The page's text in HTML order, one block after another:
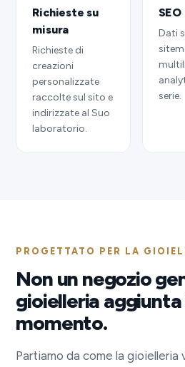
Richieste su
misura
Richieste di
creazioni
personalizzate
raccolte sul sito e
indirizzate al Suo
laboratorio.
Dati
serie.
PROGETTATO PER LA
Non un negozio
gioielleria
momento.
Partiamo da come la gioielleria